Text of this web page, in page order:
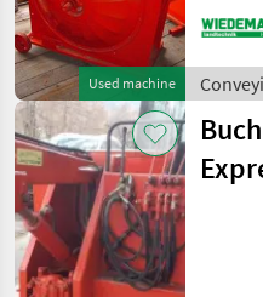
Used machine
available, price on